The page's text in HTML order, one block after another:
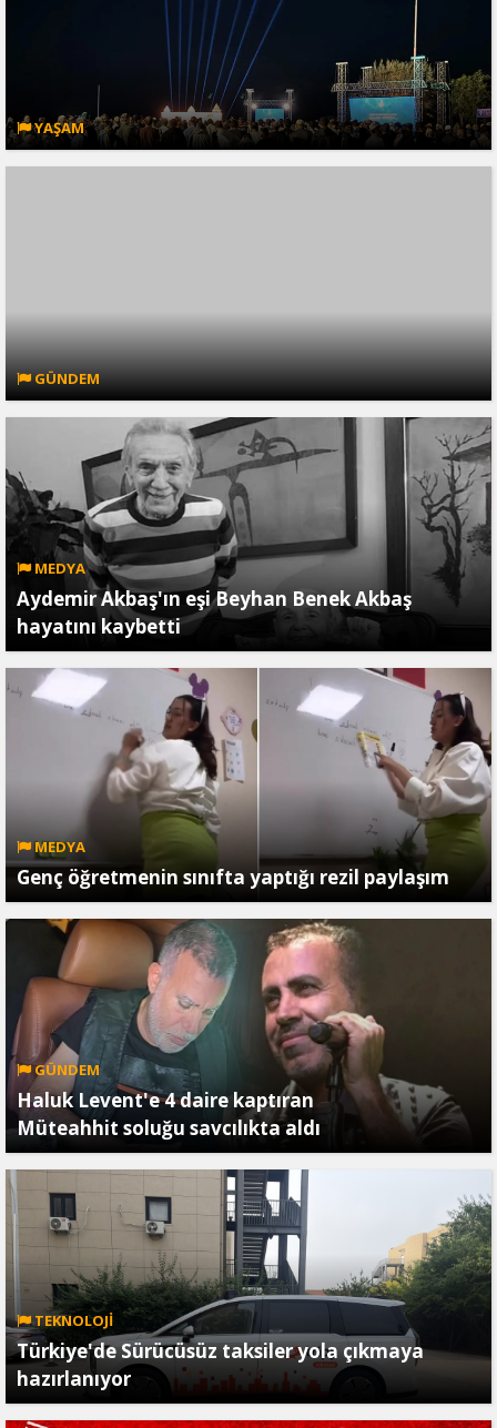
YAŞAM
GÜNDEM
MEDYA
Aydemir Akbaş'ın eşi Beyhan Benek Akbaş
hayatını kaybetti
MEDYA
Genç öğretmenin sınıfta yaptığı rezil paylaşım
GÜNDEM
Haluk Levent'e 4 daire kaptıran
Müteahhit soluğu savcılıkta aldı
TEKNOLOJİ
Türkiye'de Sürücüsüz taksiler yola çıkmaya
hazırlanıyor